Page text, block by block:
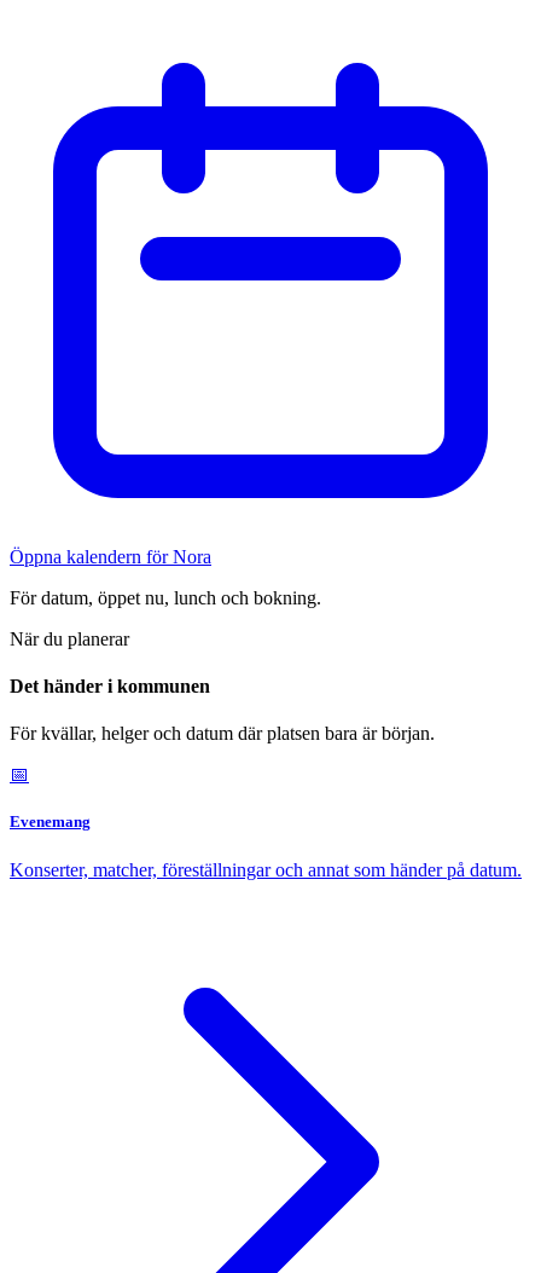
Öppna kalendern för Nora
För datum, öppet nu, lunch och bokning.
När du planerar
Det händer i kommunen
För kvällar, helger och datum där platsen bara är början.
📅
Evenemang
Konserter, matcher, föreställningar och annat som händer på datum.